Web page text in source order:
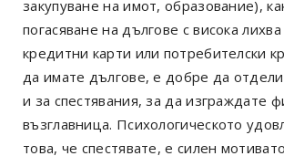
закупуване на имот, образование),
погасяване на дългове с висока лихва
кредитни карти или потребителски
да имате дългове, е добре да
и за спестявания, за да изграждате
възглавница. Психологическото
това, че спестявате, е силен